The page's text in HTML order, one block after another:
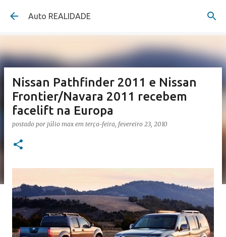
Pular para o conteúdo principal
Auto REALIDADE
Nissan Pathfinder 2011 e Nissan
Frontier/Navara 2011 recebem
facelift na Europa
postado por júlio max em terça-feira, fevereiro 23, 2010